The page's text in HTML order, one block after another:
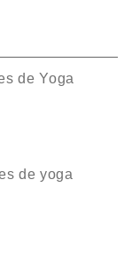
de Yoga
de yoga